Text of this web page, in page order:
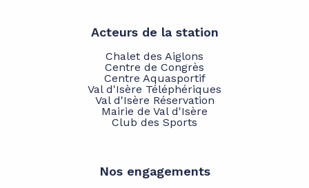
Acteurs de la station
Chalet des Aiglons
Centre de Congrès
Centre Aquasportif
Val d'Isère Téléphériques
Val d'Isère Réservation
Mairie de Val d'Isère
Club des Sports
Nos engagements